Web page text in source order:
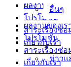
อื่นๆ
ผลงานของเร
โปรโมชั่น
สาระเรื่องซ่
เกี่ยวกับเรา
ผลงานของเรา
โปรโมชั่น
สาระเรื่องซ่
เกี่ยวกับเรา
ข่าวแ